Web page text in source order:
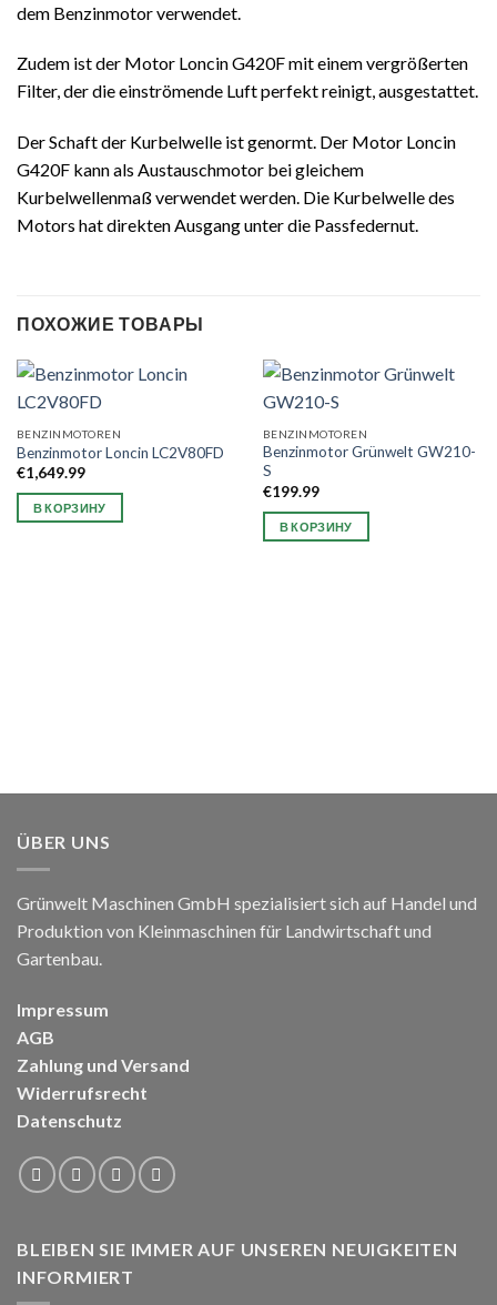
dem Benzinmotor verwendet.
Zudem ist der Motor Loncin G420F mit einem vergrößerten
Filter, der die einströmende Luft perfekt reinigt, ausgestattet.
Der Schaft der Kurbelwelle ist genormt. Der Motor Loncin
G420F kann als Austauschmotor bei gleichem
Kurbelwellenmaß verwendet werden. Die Kurbelwelle des
Motors hat direkten Ausgang unter die Passfedernut.
ПОХОЖИЕ ТОВАРЫ
BENZINMOTOREN
Benzinmotor Loncin LC2V80FD
€1,649.99
В КОРЗИНУ
BENZINMOTOREN
Benzinmotor Grünwelt GW210-
S
€199.99
В КОРЗИНУ
ÜBER UNS
Grünwelt Maschinen GmbH spezialisiert sich auf Handel und
Produktion von Kleinmaschinen für Landwirtschaft und
Gartenbau.
Impressum
AGB
Zahlung und Versand
Widerrufsrecht
Datenschutz
BLEIBEN SIE IMMER AUF UNSEREN NEUIGKEITEN
INFORMIERT